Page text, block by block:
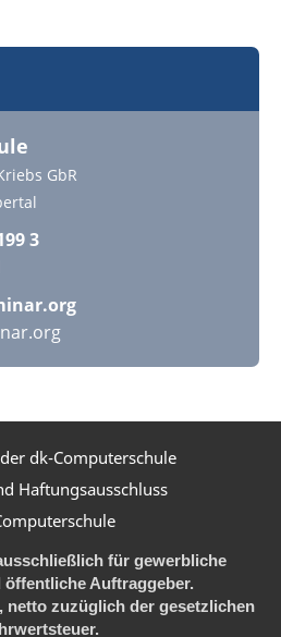
GbR
3
dk-Computerschule
Haftungsausschluss
für gewerbliche
öffentliche Auftraggeber.
netto zuzüglich der gesetzlichen